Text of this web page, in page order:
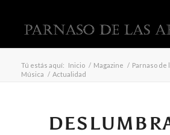
Tú estás aquí: Inicio / Magazine / Parnaso de
Música / Actualidad